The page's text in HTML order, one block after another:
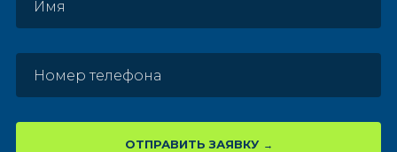
ОТПРАВИТЬ ЗАЯВКУ